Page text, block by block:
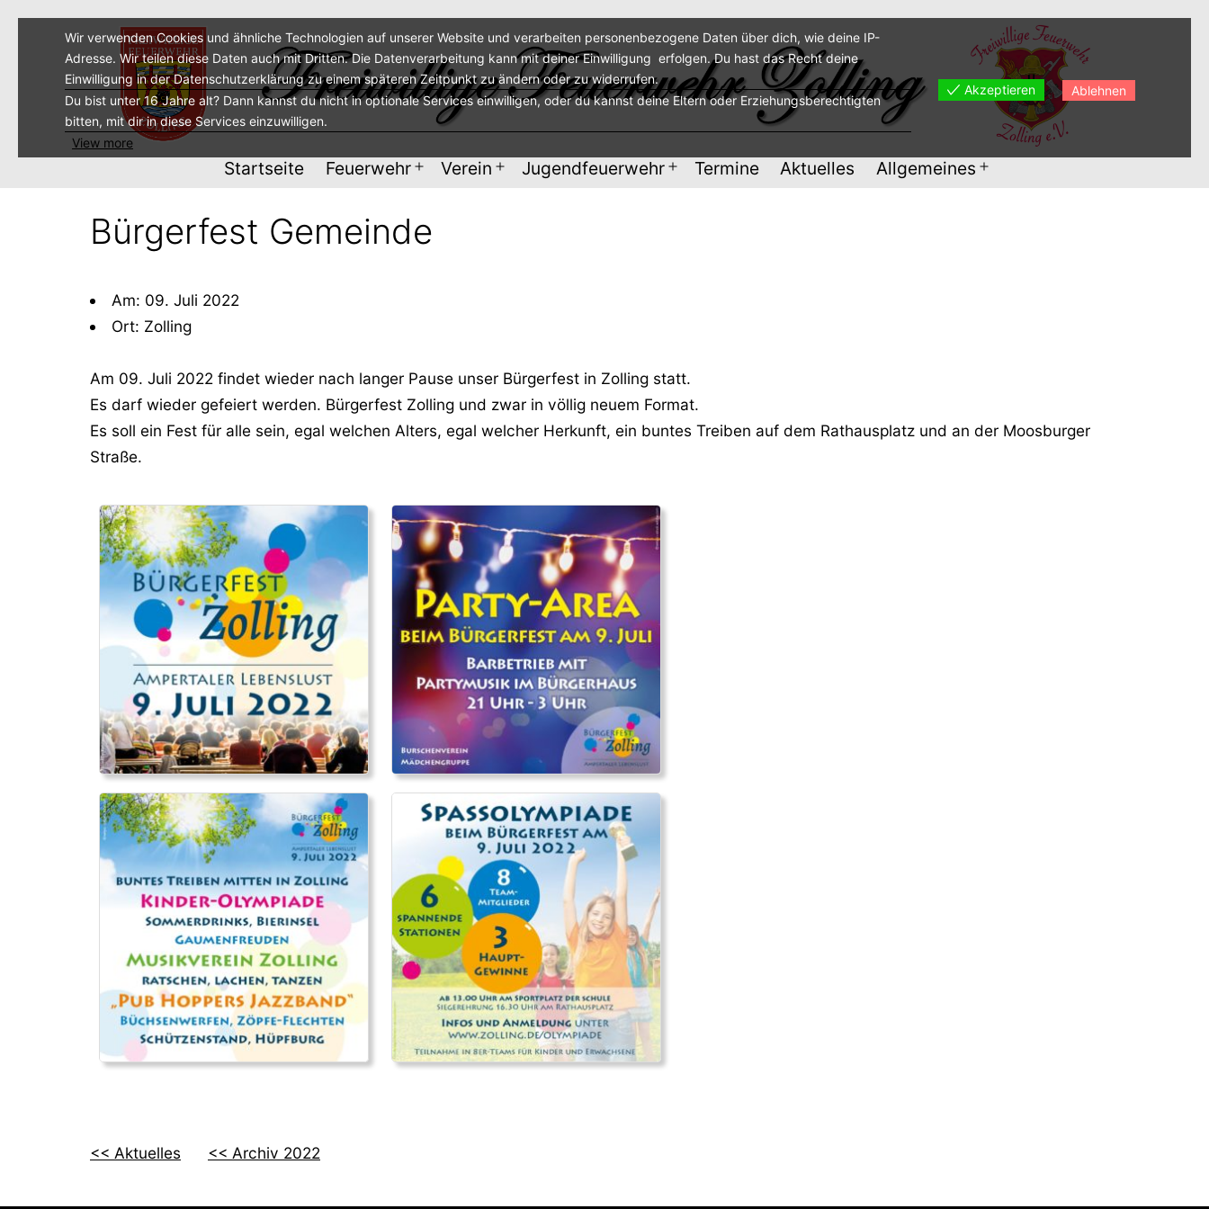
Startseite Feuerwehr MenüVerein MenüJugendfeuerwehr MenüTermine Aktuelles Allgemeines Menü
Bürgerfest Gemeinde
Am: 09. Juli 2022
Ort: Zolling
Am 09. Juli 2022 findet wieder nach langer Pause unser Bürgerfest in Zolling statt.
Es darf wieder gefeiert werden. Bürgerfest Zolling und zwar in völlig neuem Format.
Es soll ein Fest für alle sein, egal welchen Alters, egal welcher Herkunft, ein buntes Treiben auf dem Rathausplatz und an der Moosburger
Straße.
<< Aktuelles << Archiv 2022
Wir verwenden Cookies und ähnliche Technologien auf unserer Website und verarbeiten personenbezogene Daten über dich, wie deine IP-
Adresse. Wir teilen diese Daten auch mit Dritten. Die Datenverarbeitung kann mit deiner Einwilligung erfolgen. Du hast das Recht deine
Einwilligung in der Datenschutzerklärung zu einem späteren Zeitpunkt zu ändern oder zu widerrufen.
Du bist unter 16 Jahre alt? Dann kannst du nicht in optionale Services einwilligen, oder du kannst deine Eltern oder Erziehungsberechtigten
bitten, mit dir in diese Services einzuwilligen.
View more
Akzeptieren Ablehnen